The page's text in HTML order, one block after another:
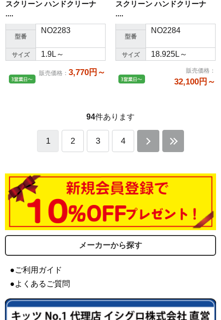
スクリーン ハンドクリーナ
....
型番
NO2283
サイズ 1.9L～
販売価格 ： 3,770円～
スクリーン ハンドクリーナ
....
型番
NO2284
サイズ 18.925L～
販売価格 ：
32,100円～
94件あります
1 2 3 4
メーカーから探す
●ご利用ガイド
●よくあるご質問